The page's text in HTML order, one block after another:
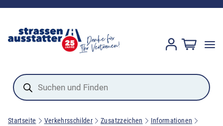
Products
search
Startseite Verkehrsschilder Zusatzzeichen
Informationen